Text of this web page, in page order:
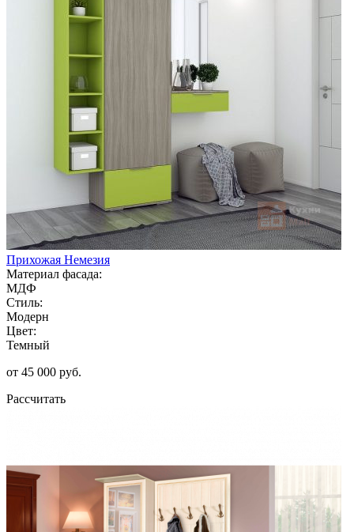
Прихожая Немезия
Материал фасада:
МДФ
Стиль:
Модерн
Цвет:
Темный
от 45 000 руб.
Рассчитать